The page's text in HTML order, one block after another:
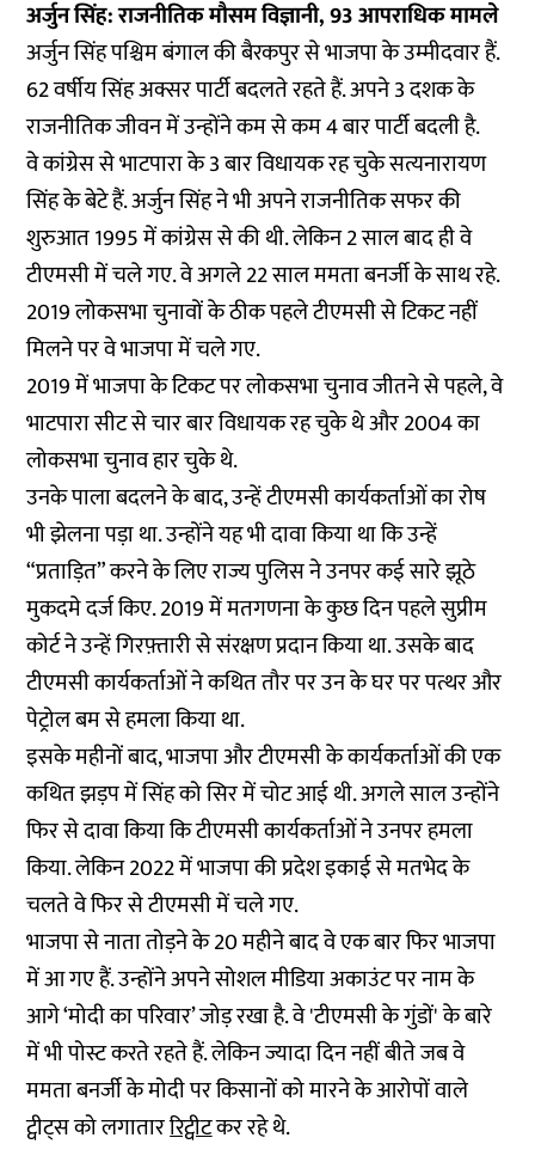
अर्जुन सिंह: राजनीतिक मौसम विज्ञानी, 93 आपराधिक मामले
अर्जुन सिंह पश्चिम बंगाल की बैरकपुर से भाजपा के उम्मीदवार हैं.
62 वर्षीय सिंह अक्सर पार्टी बदलते रहते हैं. अपने 3 दशक के
राजनीतिक जीवन में उन्होंने कम से कम 4 बार पार्टी बदली है.
वे कांग्रेस से भाटपारा के 3 बार विधायक रह चुके सत्यनारायण
सिंह के बेटे हैं. अर्जुन सिंह ने भी अपने राजनीतिक सफर की
शुरुआत 1995 में कांग्रेस से की थी. लेकिन 2 साल बाद ही वे
टीएमसी में चले गए. वे अगले 22 साल ममता बनर्जी के साथ रहे.
2019 लोकसभा चुनावों के ठीक पहले टीएमसी से टिकट नहीं
मिलने पर वे भाजपा में चले गए.
2019 में भाजपा के टिकट पर लोकसभा चुनाव जीतने से पहले, वे
भाटपारा सीट से चार बार विधायक रह चुके थे और 2004 का
लोकसभा चुनाव हार चुके थे.
उनके पाला बदलने के बाद, उन्हें टीएमसी कार्यकर्ताओं का रोष
भी झेलना पड़ा था. उन्होंने यह भी दावा किया था कि उन्हें
“प्रताड़ित” करने के लिए राज्य पुलिस ने उनपर कई सारे झूठे
मुकदमे दर्ज किए. 2019 में मतगणना के कुछ दिन पहले सुप्रीम
कोर्ट ने उन्हें गिरफ़्तारी से संरक्षण प्रदान किया था. उसके बाद
टीएमसी कार्यकर्ताओं ने कथित तौर पर उन के घर पर पत्थर और
पेट्रोल बम से हमला किया था.
इसके महीनों बाद, भाजपा और टीएमसी के कार्यकर्ताओं की एक
कथित झड़प में सिंह को सिर में चोट आई थी. अगले साल उन्होंने
फिर से दावा किया कि टीएमसी कार्यकर्ताओं ने उनपर हमला
किया. लेकिन 2022 में भाजपा की प्रदेश इकाई से मतभेद के
चलते वे फिर से टीएमसी में चले गए.
भाजपा से नाता तोड़ने के 20 महीने बाद वे एक बार फिर भाजपा
में आ गए हैं. उन्होंने अपने सोशल मीडिया अकाउंट पर नाम के
आगे ‘मोदी का परिवार’ जोड़ रखा है. वे 'टीएमसी के गुंडों' के बारे
में भी पोस्ट करते रहते हैं. लेकिन ज्यादा दिन नहीं बीते जब वे
ममता बनर्जी के मोदी पर किसानों को मारने के आरोपों वाले
ट्वीट्स को लगाताररिट्वीटकर रहे थे.